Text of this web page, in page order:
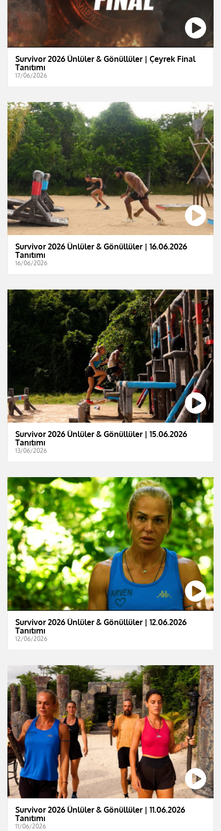
Survivor 2026 Ünlüler & Gönüllüler | Çeyrek Final
Tanıtımı
17/06/2026
Survivor 2026 Ünlüler & Gönüllüler | 16.06.2026
Tanıtımı
16/06/2026
Survivor 2026 Ünlüler & Gönüllüler | 15.06.2026
Tanıtımı
13/06/2026
Survivor 2026 Ünlüler & Gönüllüler | 12.06.2026
Tanıtımı
12/06/2026
Survivor 2026 Ünlüler & Gönüllüler | 11.06.2026
Tanıtımı
11/06/2026